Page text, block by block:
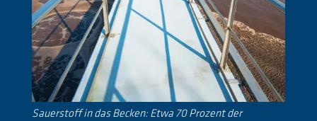
Sauerstoff in das Becken: Etwa 70 Prozent der